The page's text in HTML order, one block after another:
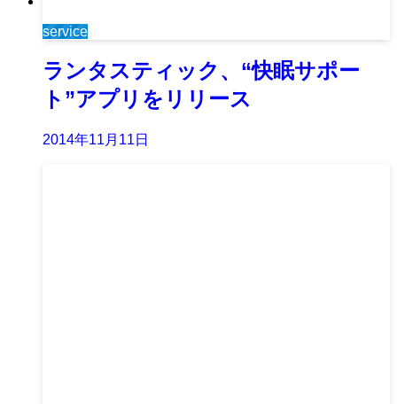
service
ランタスティック、“快眠サポー
ト”アプリをリリース
2014年11月11日